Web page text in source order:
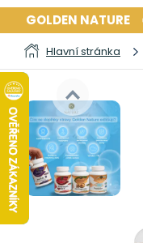
GOLDEN NATURE
Hlavní stránka